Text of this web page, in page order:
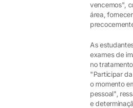
vencemos",
área,
As
exames de
no
"Participar
o momento
pessoal",
e